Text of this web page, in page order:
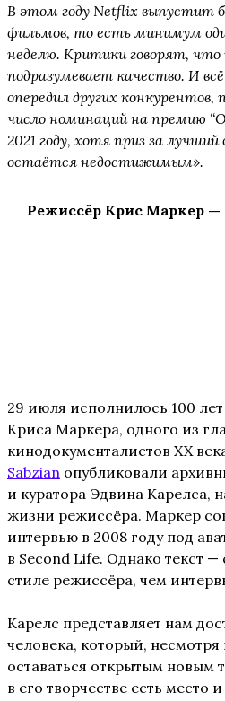
В этом году Netflix выпустит
фильмов, то есть минимум
неделю. Критики говорят, что
подразумевает качество. И
опередил других конкурентов,
число номинаций на премию
2021 году, хотя приз за
остаётся недостижимым».
Режиссёр Крис Маркер —
29 июля исполнилось 100
Криса Маркера, одного из
кинодокументалистов XX
Sabzian опубликовали
и куратора Эдвина Карелса,
жизни режиссёра. Маркер
интервью в 2008 году под
в Second Life. Однако текст
стиле режиссёра, чем
Карелс представляет нам
человека, который,
оставаться открытым новым
в его творчестве есть место